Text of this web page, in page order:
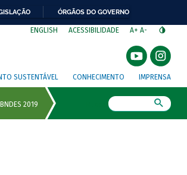
ÓRGÃOS DO GOVERNO
ENGLISH ACESSIBILIDADE A+ A-
SUSTENTÁVEL CONHECIMENTO IMPRENSA